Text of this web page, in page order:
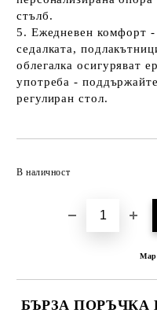
стълб.
5. Ежедневен комфорт -
седалката,
облегалка осигуряват
употреба -
регулиран стол.
В наличност
БЪРЗА ПОРЪЧКА